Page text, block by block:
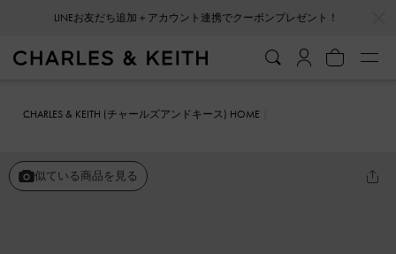
LINEお友だち追加＋アカウント連携でクーポンプレゼント！
CHARLES & KEITH (チャールズアンドキース) HOME
似ている商品を見る